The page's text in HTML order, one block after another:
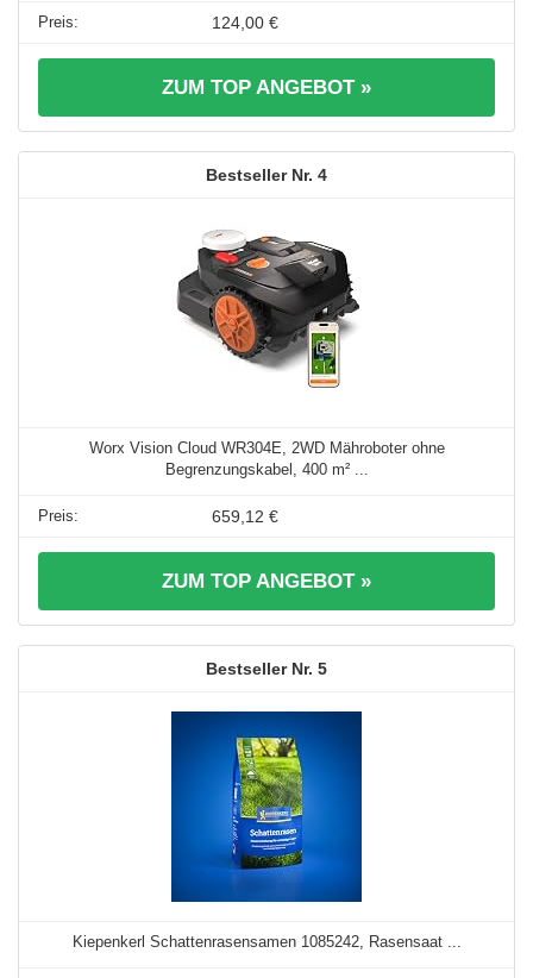
124,00 €
ZUM TOP ANGEBOT »
4
Worx Vision Cloud WR304E, 2WD Mähroboter ohne
Begrenzungskabel, 400 m² ...
659,12 €
ZUM TOP ANGEBOT »
5
Kiepenkerl Schattenrasensamen 1085242, Rasensaat ...